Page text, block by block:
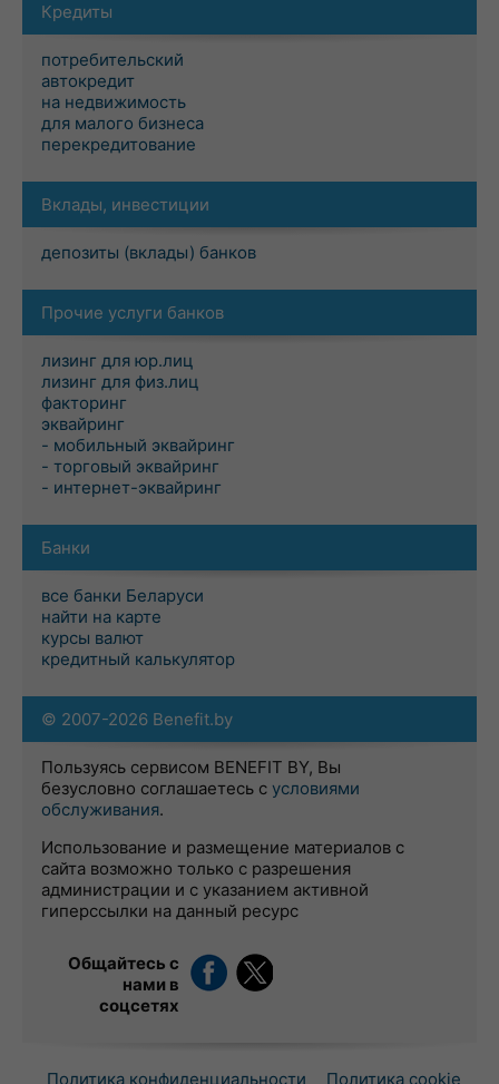
Кредиты
потребительский
автокредит
на недвижимость
для малого бизнеса
перекредитование
Вклады, инвестиции
депозиты (вклады) банков
Прочие услуги банков
лизинг для юр.лиц
лизинг для физ.лиц
факторинг
эквайринг
- мобильный эквайринг
- торговый эквайринг
- интернет-эквайринг
Банки
все банки Беларуси
найти на карте
курсы валют
кредитный калькулятор
© 2007-2026 Benefit.by
Пользуясь сервисом BENEFIT BY, Вы
безусловно соглашаетесь с условиями
обслуживания.
Использование и размещение материалов с
сайта возможно только с разрешения
администрации и с указанием активной
гиперссылки на данный ресурс
Общайтесь с
нами в
соцсетях
Политика конфиденциальности Политика cookie